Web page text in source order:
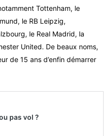
Tottenham, le
le RB Leipzig,
le Real Madrid, la
United. De beaux noms,
de 15 ans d’enfin démarrer
pas vol ?